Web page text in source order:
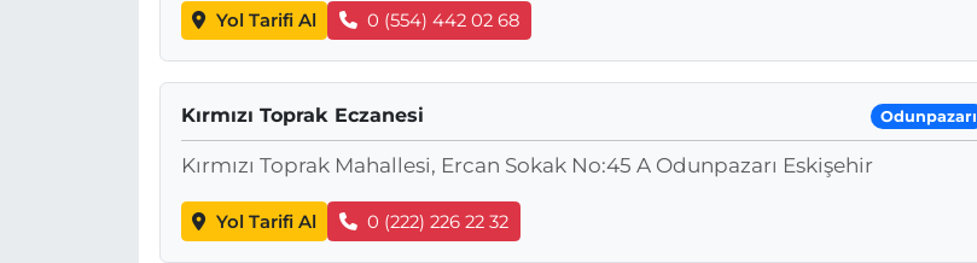
Yol Tarifi Al 0 (554) 442 02 68
Kırmızı Toprak Eczanesi Odunpazarı
Kırmızı Toprak Mahallesi, Ercan Sokak No:45 A Odunpazarı Eskişehir
Yol Tarifi Al 0 (222) 226 22 32